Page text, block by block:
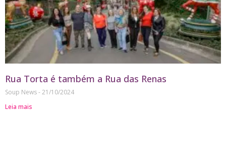
Rua Torta é também a Rua das Renas
Soup News 21/10/2024
Leia mais